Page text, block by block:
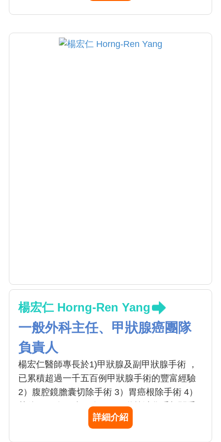
腸胃和甲狀腺腫瘤執刀的外科權威。在本院器
官移植中心，鄭院長扮演功不可滅的創基角色
楊宏仁 Horng-Ren Yang
一般外科主任、甲狀腺癌團隊
負責人
楊宏仁醫師專長於1)甲狀腺及副甲狀腺手術 ，
已累積超過一千五百例甲狀腺手術的豐富經驗
2）腹腔鏡膽囊切除手術 3）胃癌根除手術 4）
其他肝、膽、胰、脾、腸胃道等消化系相關手
術。楊醫師常勉勵住院醫師的話〔對待病患親
詳細介紹